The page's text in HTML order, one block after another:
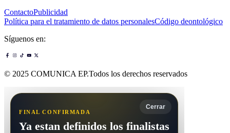
ContactoPublicidad
Política para el tratamiento de datos personalesCódigo deontológico
Síguenos en:
© 2025 COMUNICA EP.Todos los derechos reservados
Cerrar
FINAL CONFIRMADA
Ya estan definidos los finalistas